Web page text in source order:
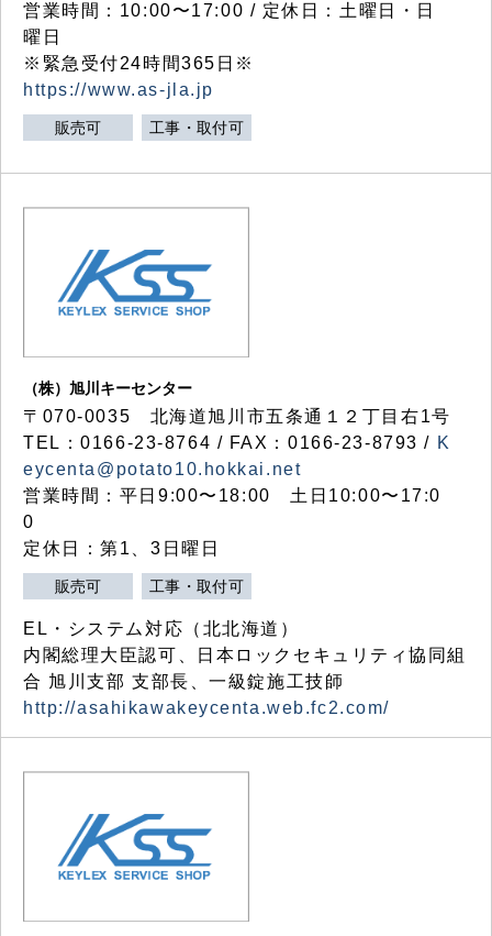
営業時間：10:00〜17:00 / 定休日：土曜日・日
曜日
※緊急受付24時間365日※
https://www.as-jla.jp
販売可 工事・取付可
（株）旭川キーセンター
〒070-0035 北海道旭川市五条通１２丁目右1号
TEL：0166-23-8764 / FAX：0166-23-8793 / K
eycenta@potato10.hokkai.net
営業時間：平日9:00〜18:00 土日10:00〜17:0
0
定休日：第1、3日曜日
販売可 工事・取付可
EL・システム対応（北北海道）
内閣総理大臣認可、日本ロックセキュリティ協同組
合 旭川支部 支部長、一級錠施工技師
http://asahikawakeycenta.web.fc2.com/